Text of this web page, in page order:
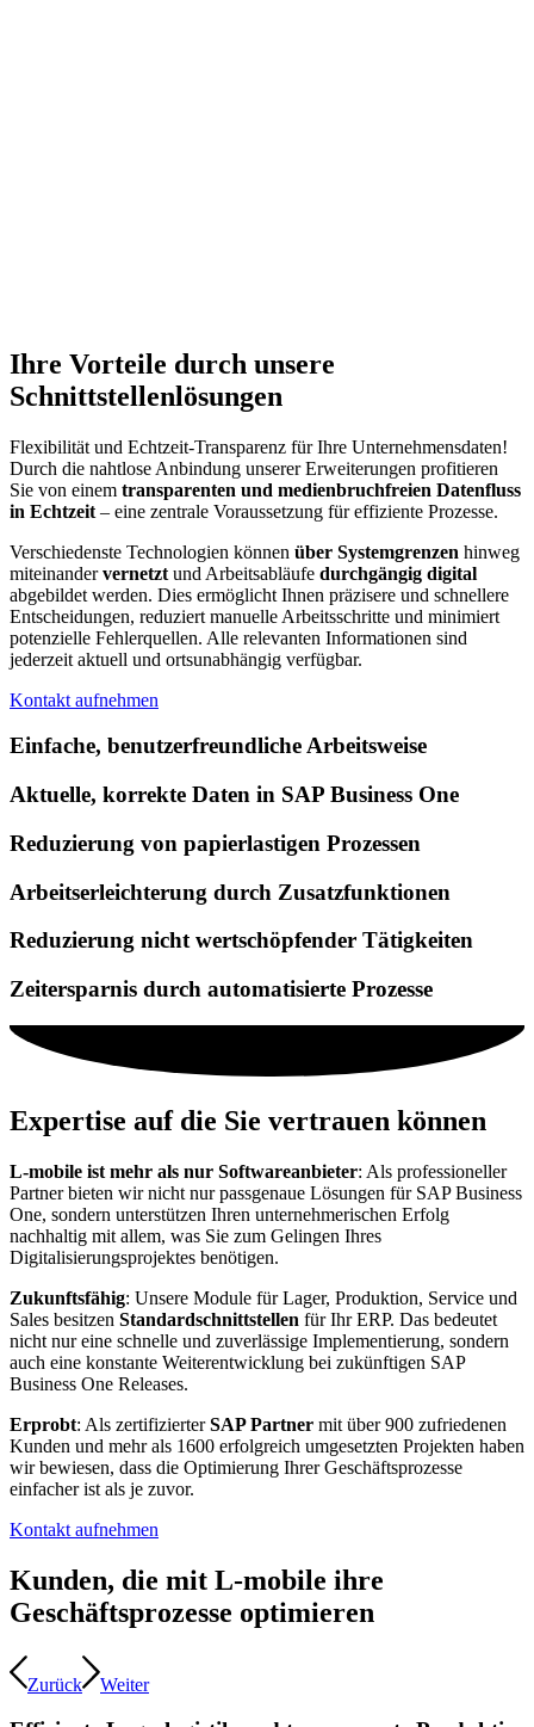
Ihre Vorteile durch unsere
Schnittstellenlösungen
Flexibilität und Echtzeit-Transparenz für Ihre Unternehmensdaten!
Durch die nahtlose Anbindung unserer Erweiterungen profitieren
Sie von einem transparenten und medienbruchfreien Datenfluss
in Echtzeit – eine zentrale Voraussetzung für effiziente Prozesse.
Verschiedenste Technologien können über Systemgrenzen hinweg
miteinandervernetzt und Arbeitsabläufe durchgängig digital
abgebildet werden. Dies ermöglicht Ihnen präzisere und schnellere
Entscheidungen, reduziert manuelle Arbeitsschritte und minimiert
potenzielle Fehlerquellen. Alle relevanten Informationen sind
jederzeit aktuell und ortsunabhängig verfügbar.
Kontakt aufnehmen
Einfache, benutzerfreundliche Arbeitsweise
Aktuelle, korrekte Daten in SAP Business One
Reduzierung von papierlastigen Prozessen
Arbeitserleichterung durch Zusatzfunktionen
Reduzierung nicht wertschöpfender Tätigkeiten
Zeitersparnis durch automatisierte Prozesse
Expertise auf die Sie vertrauen können
L-mobile ist mehr als nur Softwareanbieter: Als professioneller
Partner bieten wir nicht nur passgenaue Lösungen für SAP Business
One, sondern unterstützen Ihren unternehmerischen Erfolg
nachhaltig mit allem, was Sie zum Gelingen Ihres
Digitalisierungsprojektes benötigen.
Zukunftsfähig: Unsere Module für Lager, Produktion, Service und
Sales besitzen Standardschnittstellen für Ihr ERP. Das bedeutet
nicht nur eine schnelle und zuverlässige Implementierung, sondern
auch eine konstante Weiterentwicklung bei zukünftigen SAP
Business One Releases.
Erprobt: Als zertifizierterSAP Partner mit über 900 zufriedenen
Kunden und mehr als 1600 erfolgreich umgesetzten Projekten haben
wir bewiesen, dass die Optimierung Ihrer Geschäftsprozesse
einfacher ist als je zuvor.
Kontakt aufnehmen
Kunden, die mit L-mobile ihre
Geschäftsprozesse optimieren
Zurück Weiter